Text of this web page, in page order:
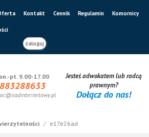
Kontakt Cennik Regulamin Komornicy
zaloguj
pt. 9.00-17.00
883288633
Jesteś adwokatem lub radcą
prawnym?
Dołącz do nas!
/ e17e26ad